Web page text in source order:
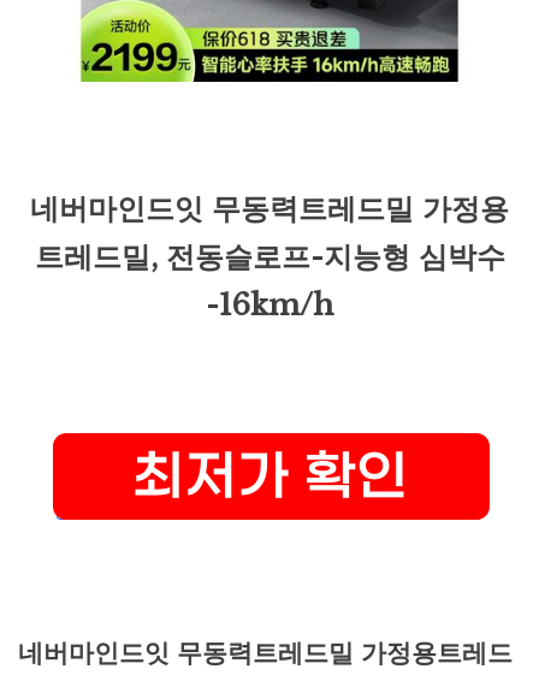
네버마인드잇 무동력트레드밀 가정용
트레드밀, 전동슬로프-지능형 심박수
-16km/h
네버마인드잇 무동력트레드밀 가정용트레드